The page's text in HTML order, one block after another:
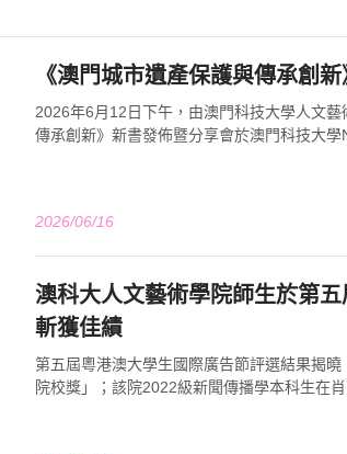
《澳門城市遺產保護與傳承創
2026年6月12日下午，由澳門科技大學人文
傳承創新》新書發佈暨分享會於澳門科技大
2026/06/16
澳科大人文藝術學院師生於第五
斬獲佳績
第五屆粵港澳大學生國際廣告節評選結果揭
院校獎」；該院2022級新聞傳播學本科生在